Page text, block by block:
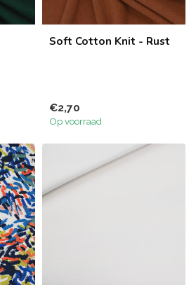
Soft Cotton Knit - Rust
€2,70
Op voorraad